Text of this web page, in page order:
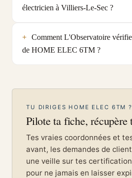
électricien à Villiers-Le-Sec ?
Comment L'Observatoire
de HOME ELEC 6TM ?
TU DIRIGES HOME ELEC 6TM ?
Pilote ta fiche, récupère
Tes vraies coordonnées et
avant, les demandes de
une veille sur tes
pour ne jamais en laisser